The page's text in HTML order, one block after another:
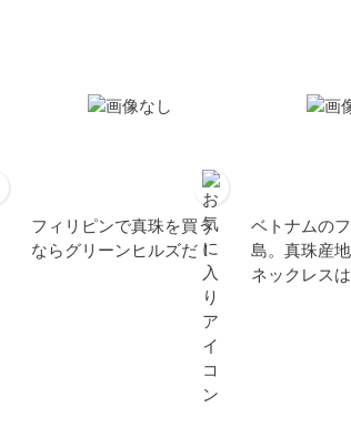
フィリピンで真珠を買う
ならグリーンヒルズだ！
ベトナムの
島。真珠産
ネックレスは